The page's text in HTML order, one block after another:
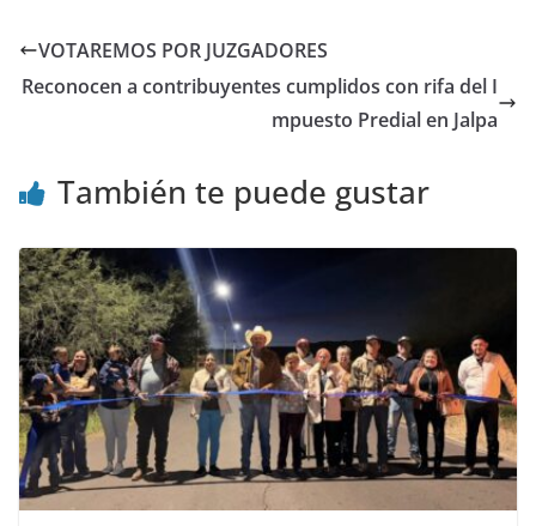
VOTAREMOS POR JUZGADORES
Reconocen a contribuyentes cumplidos con rifa del I
mpuesto Predial en Jalpa
También te puede gustar